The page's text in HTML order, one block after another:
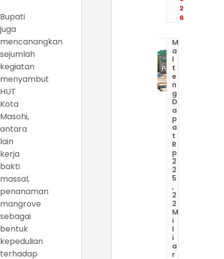
Bupati
juga
mencanangkan
sejumlah
kegiatan
menyambut
HUT
Kota
Masohi,
antara
lain
kerja
bakti
massal,
penanaman
mangrove
sebagai
bentuk
kepedulian
terhadap
2
6
M
a
l
t
e
n
g
D
a
p
a
t
R
p
2
2
5
,
2
2
M
i
l
i
a
r